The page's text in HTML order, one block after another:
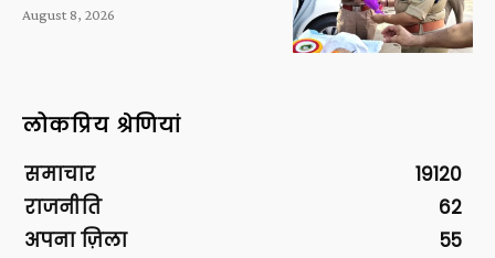
August 8, 2026
लोकप्रिय श्रेणियां
समाचार
19120
राजनीति
62
अपना ज़िला
55